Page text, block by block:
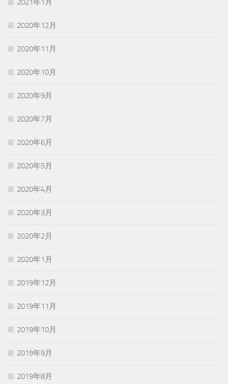
2021年1月
2020年12月
2020年11月
2020年10月
2020年9月
2020年7月
2020年6月
2020年5月
2020年4月
2020年3月
2020年2月
2020年1月
2019年12月
2019年11月
2019年10月
2019年9月
2019年8月